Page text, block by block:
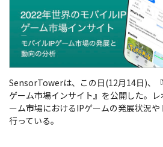
SensorTowerは、この日(12月14日)、
ゲーム市場インサイト』を公開した。
ーム市場におけるIPゲームの発展状況
行っている。